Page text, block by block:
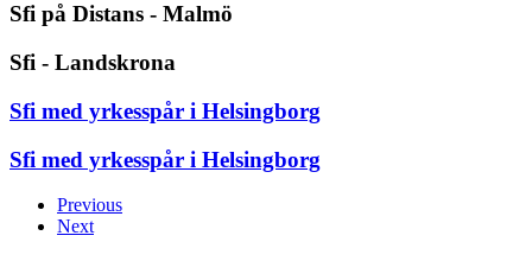
Sfi på Distans - Malmö
Sfi - Landskrona
Sfi med yrkesspår i Helsingborg
Sfi med yrkesspår i Helsingborg
Previous
Next